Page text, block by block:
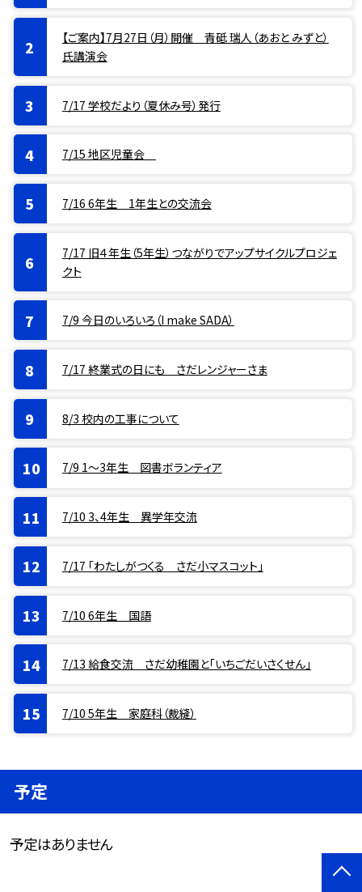
【ご案内】7月27日（月）開催 青砥 瑞人（あおと みずと）
氏講演会
7/17 学校だより（夏休み号）発行
7/15 地区児童会
7/16 6年生 1年生との交流会
7/17 旧４年生（5年生）つながりでアップサイクルプロジェ
クト
7/9 今日のいろいろ（I make SADA）
7/17 終業式の日にも さだレンジャーさま
8/3 校内の工事について
7/9 1〜3年生 図書ボランティア
7/10 3、4年生 異学年交流
7/17 「わたしがつくる さだ小マスコット」
7/10 6年生 国語
7/13 給食交流 さだ幼稚園と「いちごだいさくせん」
7/10 5年生 家庭科（裁縫）
予定
予定はありません